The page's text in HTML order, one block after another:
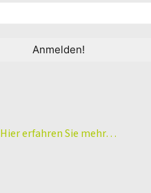
Hier erfahren Sie mehr…